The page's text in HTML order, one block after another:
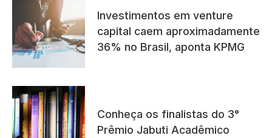
Investimentos em venture
capital caem aproximadamente
36% no Brasil, aponta KPMG
Conheça os finalistas do 3°
Prêmio Jabuti Acadêmico